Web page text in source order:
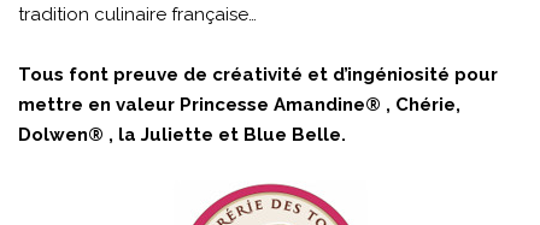
tradition culinaire française…
Tous font preuve de créativité et d’ingéniosité pour
mettre en valeur Princesse Amandine® , Chérie,
Dolwen® , la Juliette et Blue Belle.